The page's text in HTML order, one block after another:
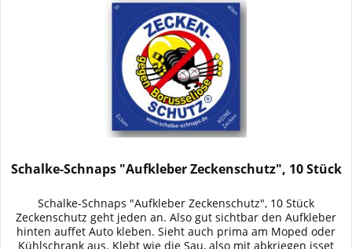
Schalke-Schnaps "Aufkleber Zeckenschutz", 10 Stück
Schalke-Schnaps "Aufkleber Zeckenschutz", 10 Stück
Zeckenschutz geht jeden an. Also gut sichtbar den Aufkleber
hinten auffet Auto kleben. Sieht auch prima am Moped oder
Kühlschrank aus. Klebt wie die Sau, also mit abkriegen isset